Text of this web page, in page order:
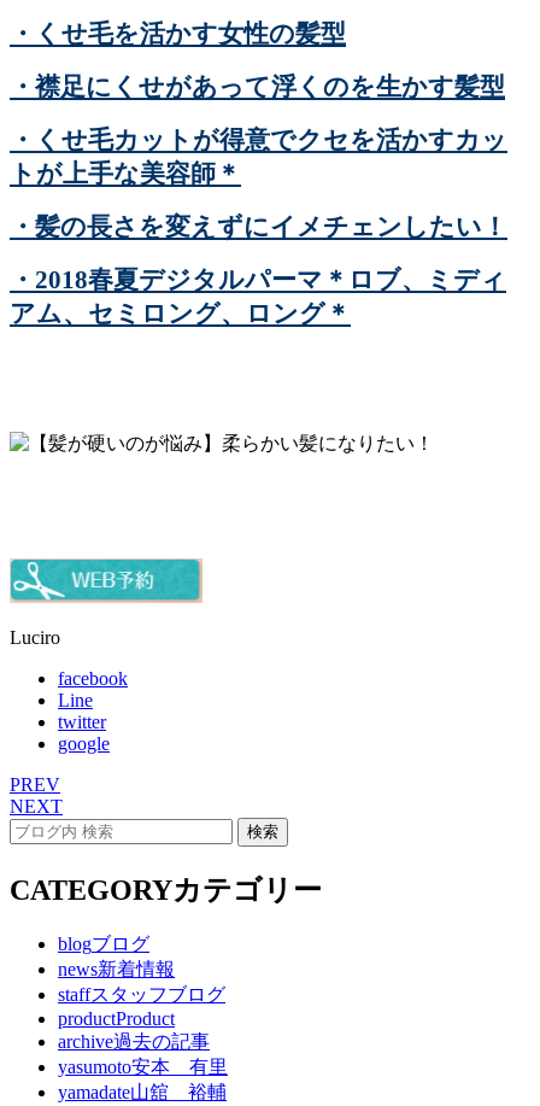
・くせ毛を活かす女性の髪型
・襟足にくせがあって浮くのを生かす髪型
・くせ毛カットが得意でクセを活かすカッ
トが上手な美容師＊
・髪の長さを変えずにイメチェンしたい！
・2018春夏デジタルパーマ＊ロブ、ミディ
アム、セミロング、ロング＊
Luciro
facebook
Line
twitter
google
PREV
NEXT
CATEGORYカテゴリー
blogブログ
news新着情報
staffスタッフブログ
productProduct
archive過去の記事
yasumoto安本 有里
yamadate山舘 裕輔